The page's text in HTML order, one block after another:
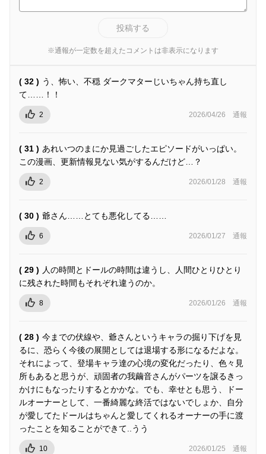
投稿する
※通報が一定数を超えたコメントは非表示になります
( 32 ) う、怖い、不穏 ダークマターじいちゃん持ち直し
て……！！
2 2026/04/26 通報
( 31 ) あれいつのまにか見過ごしたエピソードがいっぱい。
この漫画、更新情報見ない気がするんだけど…？
2 2026/01/28 通報
( 30 ) 爺さん……とても悪化してる……
6 2026/01/27 通報
( 29 ) 人の時間とドールの時間は違うし、人間ひとりひとり
に残された時間もそれぞれ違うのか。
8 2026/01/26 通報
( 28 ) 今までの伏線や、爺さんというキャラの掘り下げを見
るに、恐らく今後の展開としては退場する形になるだよな。
それによって、登場キャラ達の心境の変化だったり、色々見
所もあると思うが、頑固者の我繭音さんがパーツを譲るきっ
かけにもなったりするとかかな。でも、幸せとも思う、ドー
ルオーナーとして、一番綺麗な終活ではないでしょか、自分
が愛してたドールはちゃんと愛してくれるオーナーの手に渡
ったことを知ることができて..うう
10 2026/01/25 通報